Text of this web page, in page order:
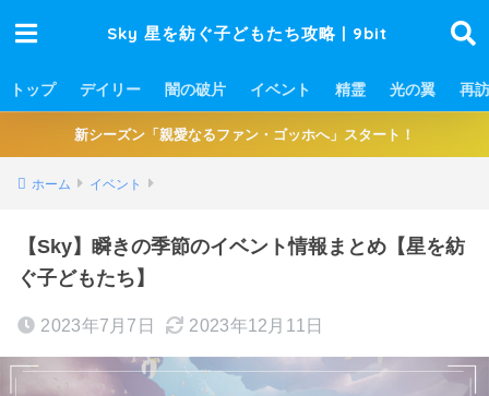
Sky 星を紡ぐ子どもたち攻略 | 9bit
トップ デイリー 闇の破片 イベント 精霊 光の翼 再訪
新シーズン「親愛なるファン・ゴッホへ」スタート！
ホーム イベント
【Sky】瞬きの季節のイベント情報まとめ【星を紡
ぐ子どもたち】
2023年7月7日 2023年12月11日